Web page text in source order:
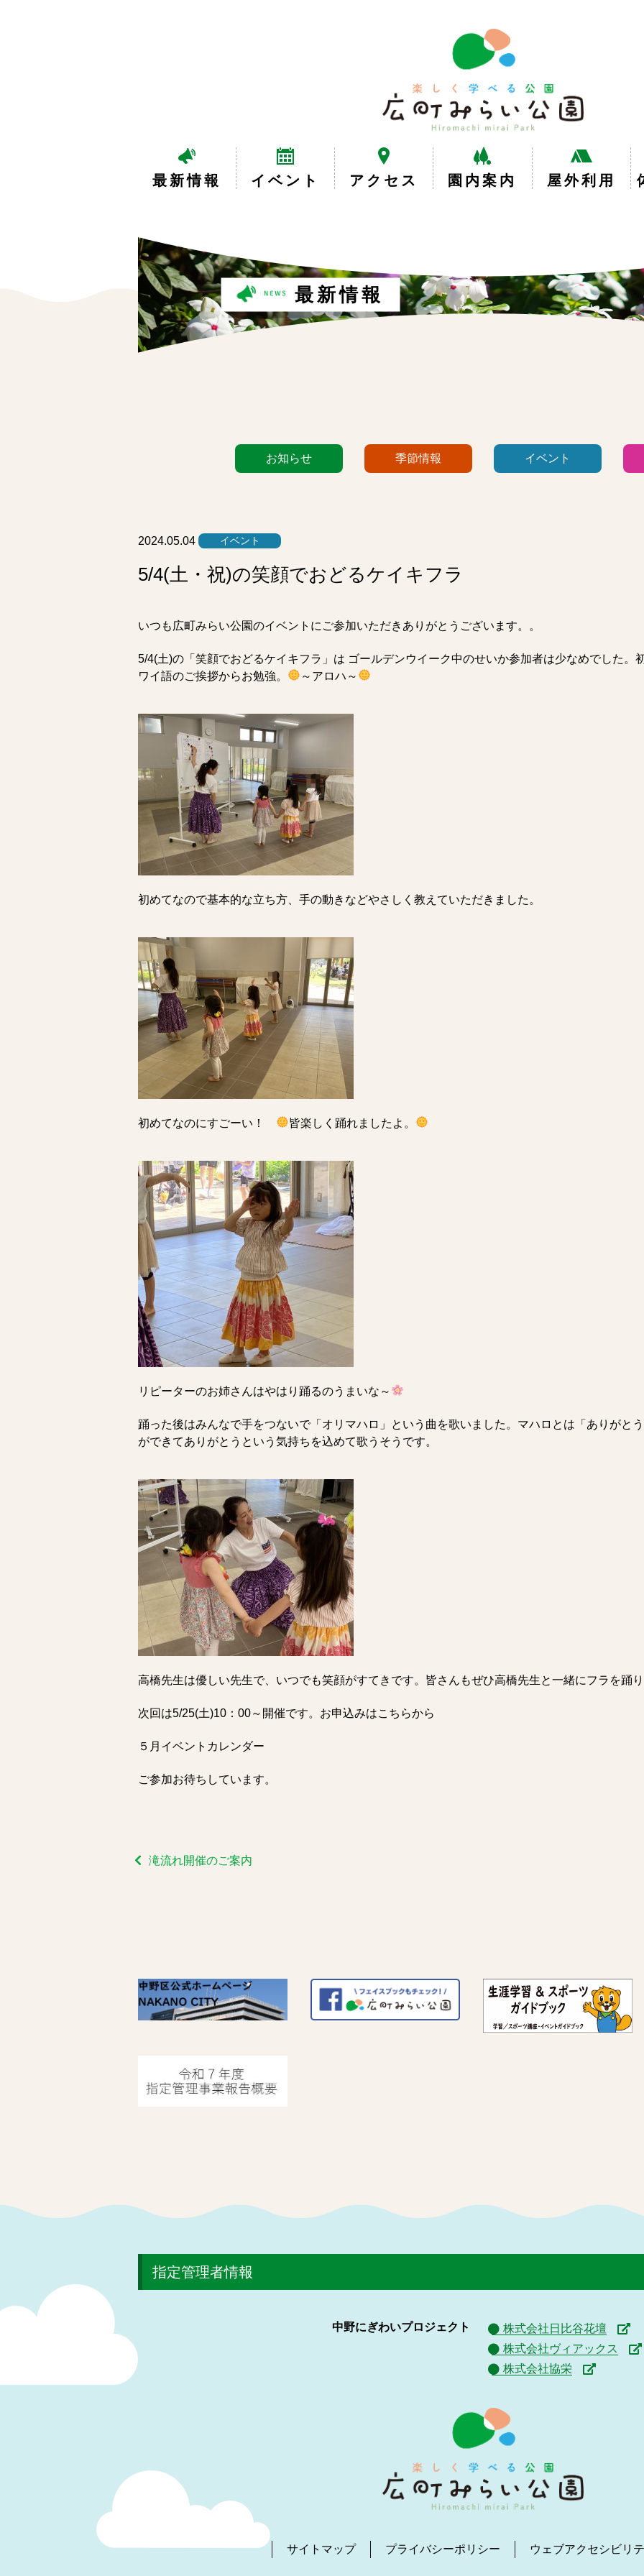
べ
る
園
広
町
園
最新情報 イベント アクセス 園内案内 屋外利用
最新情報
リ
ト
お知らせ 季節情報 イベント
2024.05.04 イベント
5/4(土・祝)の笑顔でおどるケイキフラ
いつも広町みらい公園のイベントにご参加いただきありがとうございます。。
5/4(土)の「笑顔でおどるケイキフラ」は ゴールデンウイーク中のせいか参加者は少なめでした。
ワイ語のご挨拶からお勉強。
～アロハ～
初めてなので基本的な立ち方、手の動きなどやさしく教えていただきました。
初めてなのにすごーい！ 皆楽しく踊れましたよ。
リピーターのお姉さんはやはり踊るのうまいな～
踊った後はみんなで手をつないで「オリマハロ」という曲を歌いました。マハロとは「ありがと
ができてありがとうという気持ちを込めて歌うそうです。
高橋先生は優しい先生で、いつでも笑顔がすてきです。皆さんもぜひ高橋先生と一緒にフラを踊
次回は5/25(土)10：00～開催です。お申込みはこちらから
５月イベントカレンダー
ご参加お待ちしています。
滝流れ開催のご案内
指定管理者情報
中野にぎわいプロジェクト
株式会社日比谷花壇
株式会社ヴィアックス
株式会社協栄
サイトマップ プライバシーポリシー ウェブアクセシビリ